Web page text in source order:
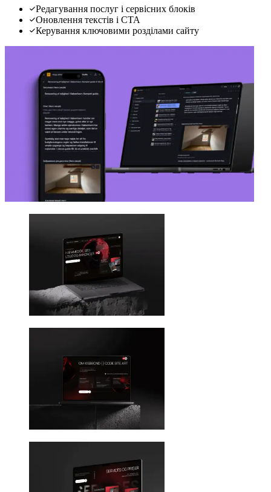
Редагування послуг і сервісних блоків
Оновлення текстів і CTA
Керування ключовими розділами сайту